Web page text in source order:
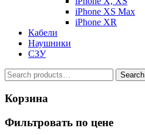
iPhone XS Max
iPhone XR
Кабели
Наушники
СЗУ
Search
for:
Search
Корзина
Фильтровать по цене